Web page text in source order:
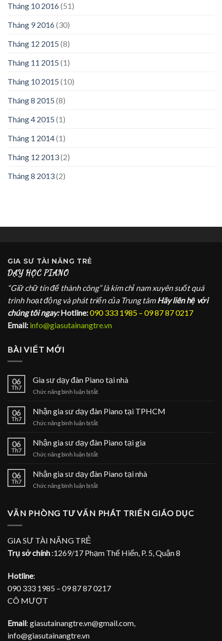
Tháng 10 2016(51)
Tháng 9 2016(30)
Tháng 12 2015 (8)
Tháng 11 2015 (1)
Tháng 10 2015 (10)
Tháng 8 2015 (8)
Tháng 4 2015 (1)
Tháng 1 2014(1)
Tháng 12 2013(2)
Tháng 8 2013(2)
GIA SƯ TÀI NĂNG TRẺ
DẠY HỌC PIANO
“Giữ chữ tín để thành công” là kim chỉ nam xuyên suốt quá
trình hoạt động và phát triển của Trung tâm Hãy liên hệ với
chúng tôi ngay: Hotline:090 333 1985 – 09 87 87 0217
Email: info@giasutainangtre.vn
BÀI VIẾT MỚI
06
Th7
Gia sư dạy đàn Piano tại nhà
Chức năng bình luận bị tắtở
đàn
tại
06
Th7
Nhận gia sư dạy đàn Piano tại TPHCM
Chức năng bình luận bị tắtở
gia
dạy
Piano
06
Th7
Nhận gia sư dạy đàn Piano tại gia
Chức năng bình luận bị tắtở
gia
dạy
tại
06
Th7
Nhận gia sư dạy đàn Piano tại nhà
Chức năng bình luận bị tắtở
sư
nhà
VĂN PHÒNG TƯ VẤN PHÁT TRIỂN GIÁO DỤC
GIA SƯ TÀI NĂNG TRẺ
Trụ sở chính :1269/17 Phạm Thế Hiển, P. 5, Quận 8
Hotline:
090 333 1985 – 09 87 87 0217
CÔ MƯỢT
Email: giasutainangtre.vn@gmail.com,
info@giasutainangtre.vn